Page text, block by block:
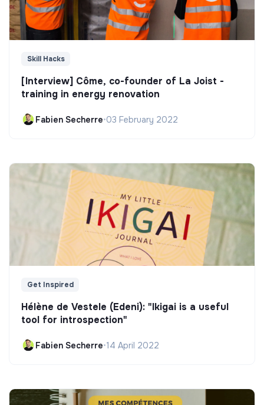
Skill Hacks
[Interview] Côme, co-founder of La Joist -
training in energy renovation
Fabien Secherre•03 February 2022
Get Inspired
Hélène de Vestele (Edeni): "Ikigai is a useful
tool for introspection"
Fabien Secherre•14 April 2022